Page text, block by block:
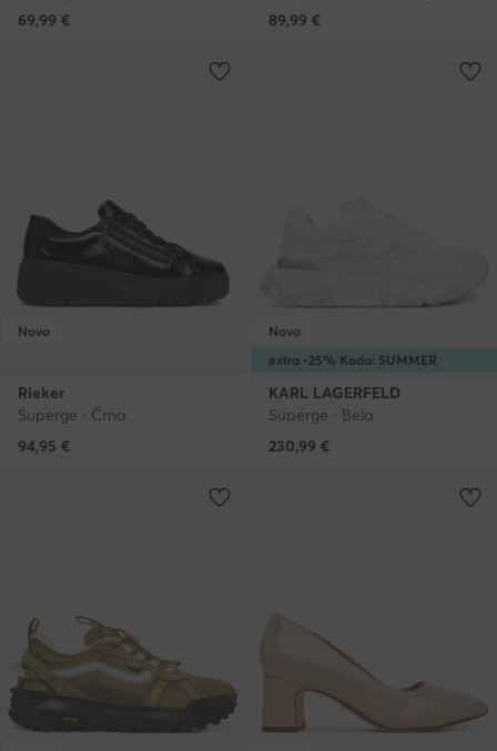
69,99 €
89,99 €
Novo
Rieker
Superge · Črna
94,95 €
extra -25% Koda: SUMMER
Novo
KARL LAGERFELD
Superge · Bela
230,99 €